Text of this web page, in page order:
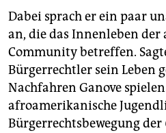
Dabei sprach er ein paar
an, die das Innenleben
Community betreffen.
Bürgerrechtler sein Leben
Nachfahren Ganove
afroamerikanische
Bürgerrechtsbewegung der